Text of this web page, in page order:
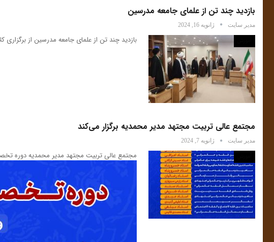
بازدید چند تن از علمای جامعه مدرسین
مدیر سایت ژانویه 16, 2024
بازدید چند تن از علمای جامعه مدرسین از
مجتمع عالی تربیت مجتهد مدیر محمدیه برگزار می‌کند
مدیر سایت ژانویه 7, 2024
مجتمع عالی تربیت مجتهد مدیر محمدیه دوره